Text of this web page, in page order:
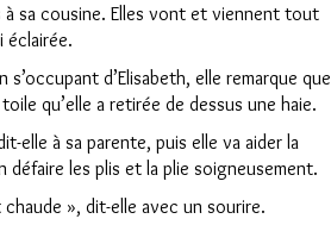
à sa cousine. Elles vont et viennent tout
éclairée.
d’Elisabeth, elle remarque que
qu’elle a retirée de dessus une haie.
elle à sa parente, puis elle va aider la
les plis et la plie soigneusement.
», dit-elle avec un sourire.